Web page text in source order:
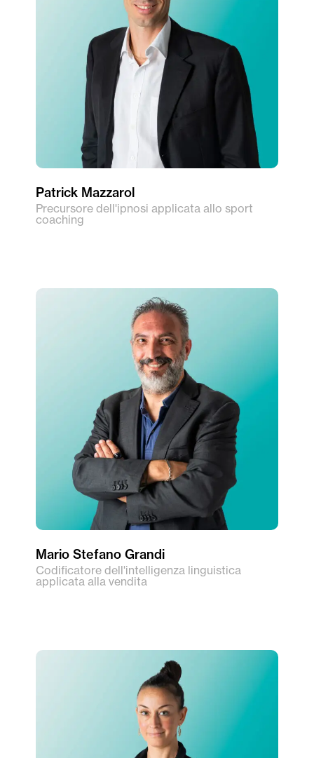
Patrick Mazzarol
Precursore dell'ipnosi applicata allo sport
coaching
Mario Stefano Grandi
Codificatore dell'intelligenza linguistica
applicata alla vendita